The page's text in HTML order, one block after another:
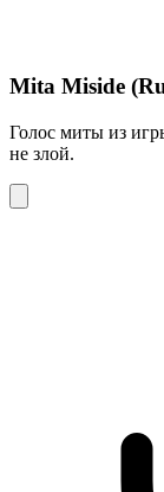
Mita Miside
Голос миты из
не злой.